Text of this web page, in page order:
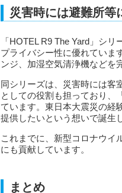
災害時には避難所等
「HOTEL R9 The Yard」シ
プライバシー性に優れていま
ンジ、加湿空気清浄機などを
同シリーズは、災害時には客
としての役割も担っており、
ています。東日本大震災の経
提供したいという想いで誕生
これまでに、新型コロナウイ
にも貢献しています。
まとめ